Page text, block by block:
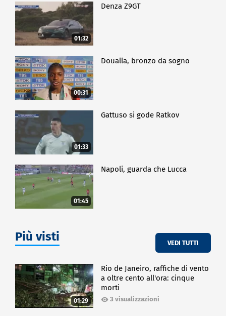
01:32
Denza Z9GT
00:31
Doualla, bronzo da sogno
01:33
Gattuso si gode Ratkov
01:45
Napoli, guarda che Lucca
Più visti VEDI TUTTI
01:29
Rio de Janeiro, raffiche di vento
a oltre cento all'ora: cinque
morti
3 visualizzazioni